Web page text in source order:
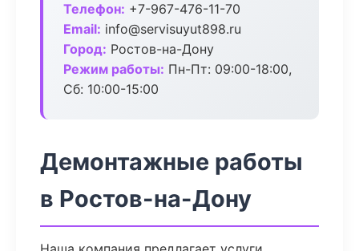
Телефон: +7-967-476-11-70
Email: info@servisuyut898.ru
Город: Ростов-на-Дону
Режим работы: Пн-Пт: 09:00-18:00,
Сб: 10:00-15:00
Демонтажные работы
в Ростов-на-Дону